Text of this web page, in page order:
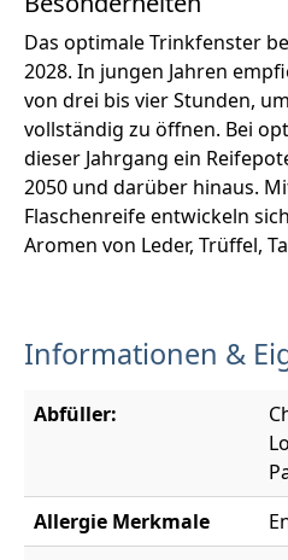
Das optimale Trinkfenster
2028. In jungen Jahren
von drei bis vier Stunden,
vollständig zu öffnen. Bei
dieser Jahrgang ein
2050 und darüber hinaus.
Flaschenreife entwickeln
Aromen von Leder, Trüffel,
Informationen &
Abfüller:
Allergie Merkmale